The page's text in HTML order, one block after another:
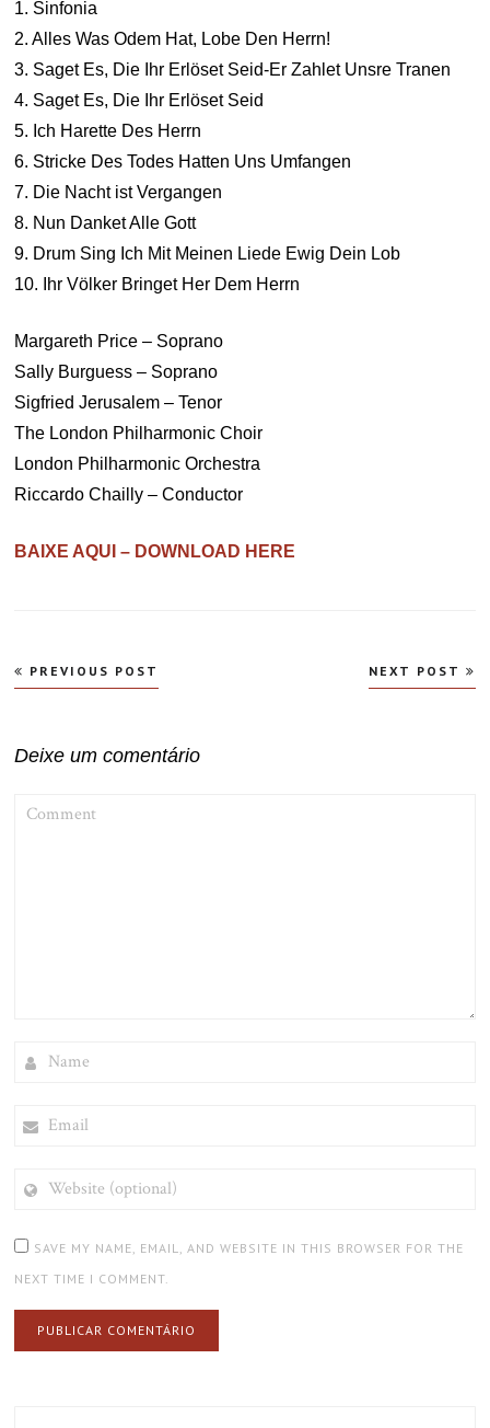
1. Sinfonia
2. Alles Was Odem Hat, Lobe Den Herrn!
3. Saget Es, Die Ihr Erlöset Seid-Er Zahlet Unsre Tranen
4. Saget Es, Die Ihr Erlöset Seid
5. Ich Harette Des Herrn
6. Stricke Des Todes Hatten Uns Umfangen
7. Die Nacht ist Vergangen
8. Nun Danket Alle Gott
9. Drum Sing Ich Mit Meinen Liede Ewig Dein Lob
10. Ihr Völker Bringet Her Dem Herrn
Margareth Price – Soprano
Sally Burguess – Soprano
Sigfried Jerusalem – Tenor
The London Philharmonic Choir
London Philharmonic Orchestra
Riccardo Chailly – Conductor
BAIXE AQUI – DOWNLOAD HERE
Navegação
de
PREVIOUS POST NEXT POST
Deixe um comentário
(OPTIONAL)
SAVE MY NAME, EMAIL, AND WEBSITE IN THIS BROWSER FOR THE
NEXT TIME I COMMENT.